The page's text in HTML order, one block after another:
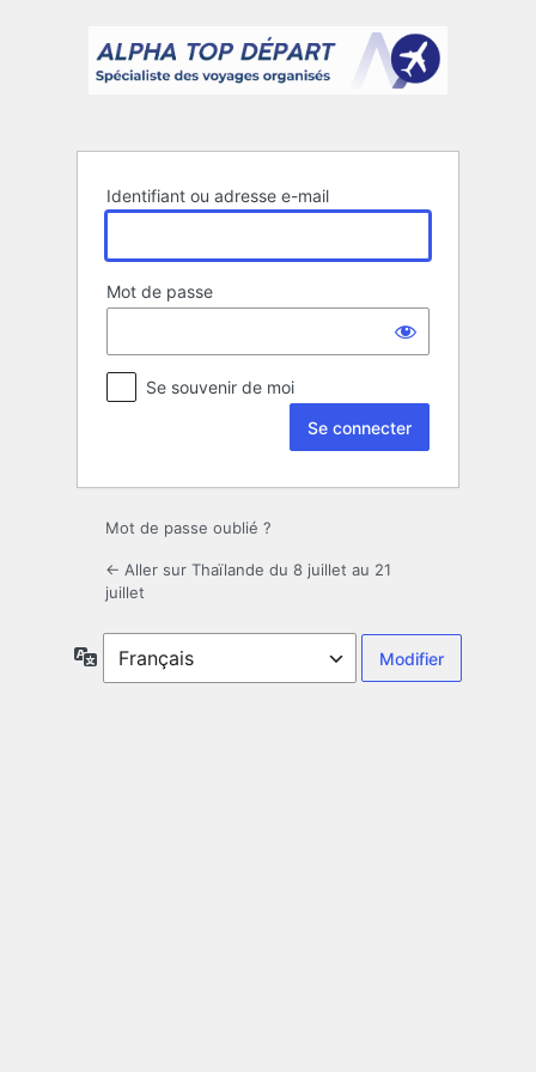
connecter
Identifiant ou adresse e-mail
Mot de passe
Se souvenir de moi
Mot de passe oublié ?
← Aller sur Thaïlande du 8 juillet au 21
juillet
Langue